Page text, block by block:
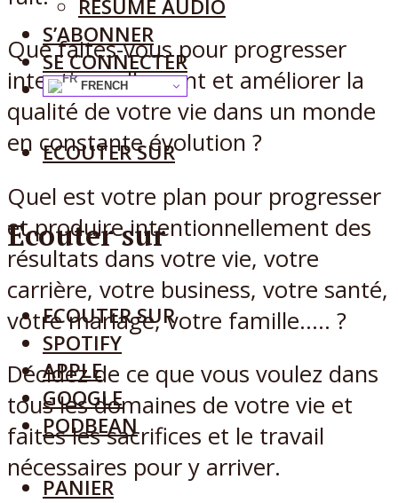
RÉSUMÉ AUDIO
S’ABONNER
SE CONNECTER
FRENCH
ECOUTER SUR
Ecouter sur
ECOUTER SUR
SPOTIFY
APPLE
GOOGLE
PODBEAN
PANIER
Que faites-vous pour progresser
intentionnellement et améliorer la
qualité de votre vie dans un monde
en constante évolution ?
Quel est votre plan pour progresser
et produire intentionnellement des
résultats dans votre vie, votre
carrière, votre business, votre santé,
votre mariage, votre famille….. ?
Décidez de ce que vous voulez dans
tous les domaines de votre vie et
faites les sacrifices et le travail
nécessaires pour y arriver.